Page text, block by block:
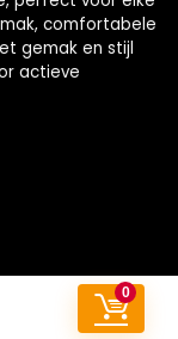
0
comfortabele
gemak en stijl
actieve